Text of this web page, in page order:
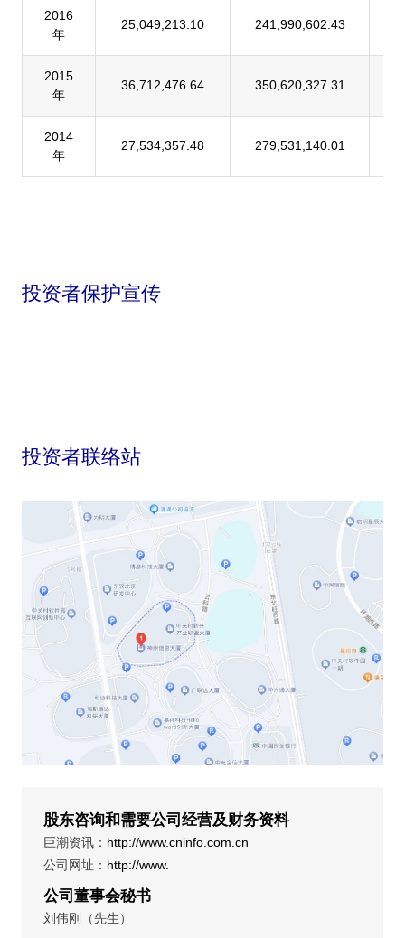
2016
年
25,049,213.10 241,990,602.43
2015
年
36,712,476.64 350,620,327.31
2014
年
27,534,357.48 279,531,140.01
投资者保护宣传
投资者联络站
股东咨询和需要公司经营及财务资料
巨潮资讯： http://www.cninfo.com.cn
公司网址： http://www.
公司董事会秘书
刘伟刚（先生）